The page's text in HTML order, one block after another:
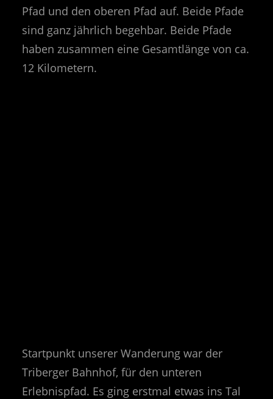
Pfad und den oberen Pfad auf. Beide Pfade
sind ganz jährlich begehbar. Beide Pfade
haben zusammen eine Gesamtlänge von ca.
12 Kilometern.
Startpunkt unserer Wanderung war der
Triberger Bahnhof, für den unteren
Erlebnispfad. Es ging erstmal etwas ins Tal